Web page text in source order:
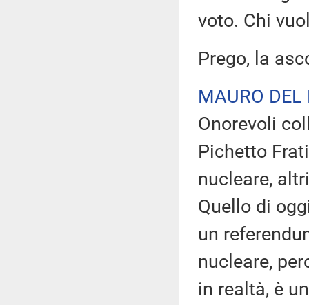
voto. Chi
Prego, la
MAURO DEL
Onorevoli
Pichetto
nucleare,
Quello di
un
nucleare,
in realtà, è